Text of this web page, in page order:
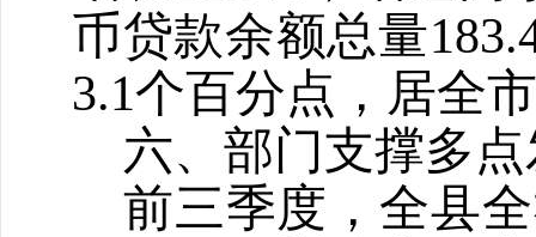
币贷款余额总量
3.1个百分点，居全
六、部门支撑多
前三季度，全县